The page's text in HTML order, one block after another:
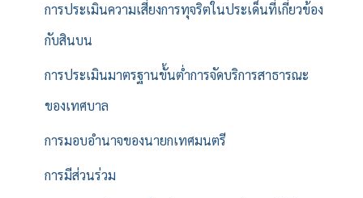
การประเมินความเสี่ยงการทุจริตในประเด็นที่เกี่ยวข้อง
กับสินบน
การประเมินมาตรฐานขั้นต่ำการจัดบริการสาธารณะ
ของเทศบาล
การมอบอำนาจของนายกเทศมนตรี
การมีส่วนร่วม